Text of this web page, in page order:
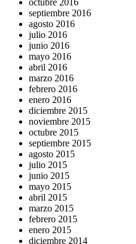
septiembre 2016
agosto 2016
julio 2016
junio 2016
mayo 2016
abril 2016
marzo 2016
febrero 2016
enero 2016
diciembre 2015
noviembre 2015
octubre 2015
septiembre 2015
agosto 2015
julio 2015
junio 2015
mayo 2015
abril 2015
marzo 2015
febrero 2015
enero 2015
diciembre 2014